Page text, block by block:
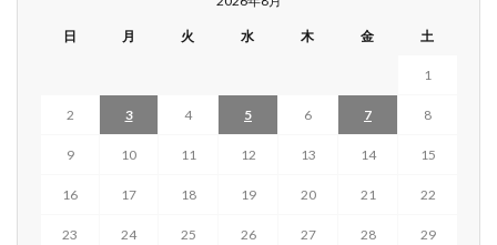
日 月 火 水 木 金 土
1
2 3 4 5 6 7 8
9 10 11 12 13 14 15
16 17 18 19 20 21 22
23 24 25 26 27 28 29